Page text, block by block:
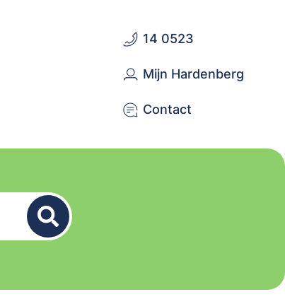
14 0523
Mijn Hardenberg
Contact